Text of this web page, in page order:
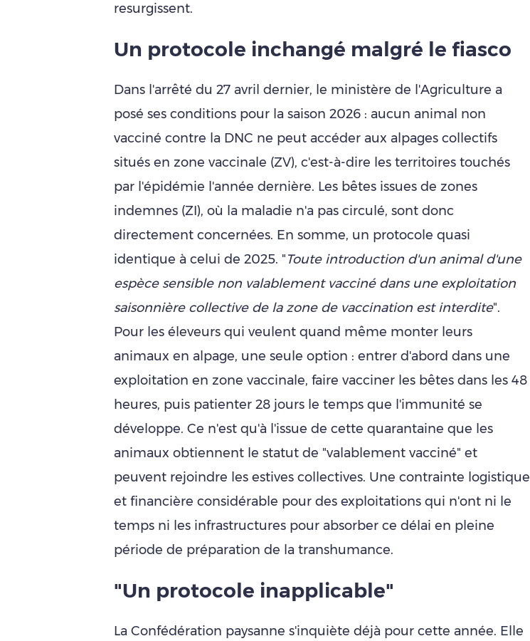
resurgissent.
Un protocole inchangé malgré le fiasco
Dans l'arrêté du 27 avril dernier, le ministère de l'Agriculture a
posé ses conditions pour la saison 2026 : aucun animal non
vacciné contre la DNC ne peut accéder aux alpages collectifs
situés en zone vaccinale (ZV), c'est-à-dire les territoires touchés
par l'épidémie l'année dernière. Les bêtes issues de zones
indemnes (ZI), où la maladie n'a pas circulé, sont donc
directement concernées. En somme, un protocole quasi
identique à celui de 2025. "Toute introduction d'un animal d'une
espèce sensible non valablement vacciné dans une exploitation
saisonnière collective de la zone de vaccination est interdite".
Pour les éleveurs qui veulent quand même monter leurs
animaux en alpage, une seule option : entrer d'abord dans une
exploitation en zone vaccinale, faire vacciner les bêtes dans les 48
heures, puis patienter 28 jours le temps que l'immunité se
développe. Ce n'est qu'à l'issue de cette quarantaine que les
animaux obtiennent le statut de "valablement vacciné" et
peuvent rejoindre les estives collectives. Une contrainte logistique
et financière considérable pour des exploitations qui n'ont ni le
temps ni les infrastructures pour absorber ce délai en pleine
période de préparation de la transhumance.
"Un protocole inapplicable"
La Confédération paysanne s'inquiète déjà pour cette année. Elle